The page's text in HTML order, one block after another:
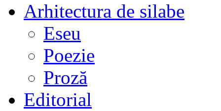
Arhitectura de silabe
Eseu
Poezie
Proză
Editorial